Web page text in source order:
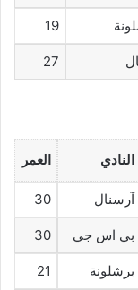
19
27
النادي العمر
آرسنال 30
بي اس جي 30
برشلونة 21